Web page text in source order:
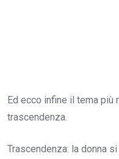
Ed ecco infine il tema più
trascendenza.
Trascendenza: la donna